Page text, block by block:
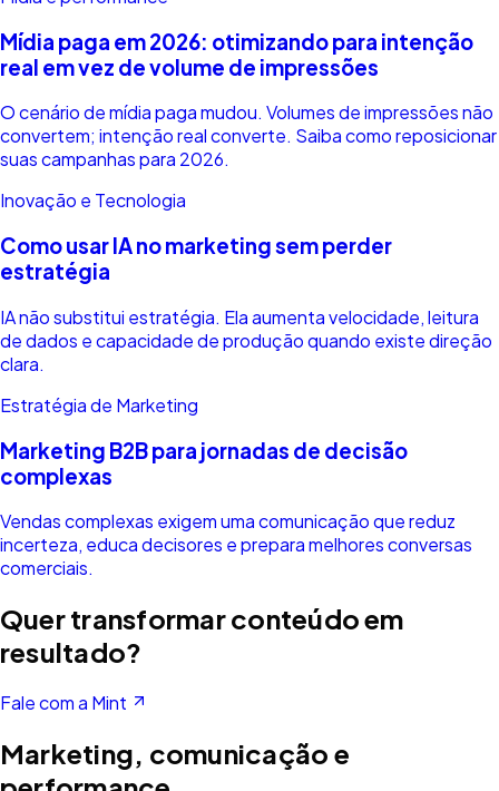
Mídia paga em 2026: otimizando para intenção
real em vez de volume de impressões
O cenário de mídia paga mudou. Volumes de impressões não
convertem; intenção real converte. Saiba como reposicionar
suas campanhas para 2026.
Inovação e Tecnologia
Como usar IA no marketing sem perder
estratégia
IA não substitui estratégia. Ela aumenta velocidade, leitura
de dados e capacidade de produção quando existe direção
clara.
Estratégia de Marketing
Marketing B2B para jornadas de decisão
complexas
Vendas complexas exigem uma comunicação que reduz
incerteza, educa decisores e prepara melhores conversas
comerciais.
Quer transformar conteúdo em
resultado?
Fale com a Mint
Marketing, comunicação e